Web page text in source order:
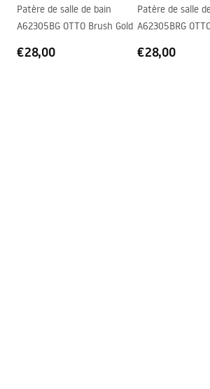
Patère de salle de bain
A62305BG OTTO Brush Gold
€28,00
Patère de salle
A62305BRG
€28,00